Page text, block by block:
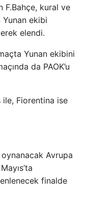
kural ve
ekibi
elendi.
Yunan ekibini
da PAOK’u
ile, Fiorentina ise
Avrupa
finalde